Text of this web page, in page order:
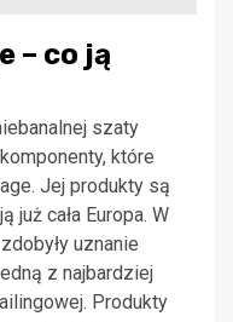
– co ją
szaty
które
Jej produkty są
już cała Europa. W
uznanie
z najbardziej
Produkty